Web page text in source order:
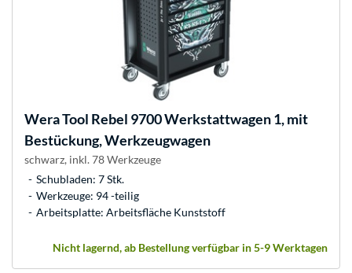
WeraTool Rebel 9700 Werkstattwagen 1, mit
Bestückung, Werkzeugwagen
schwarz, inkl. 78 Werkzeuge
Schubladen: 7 Stk.
Werkzeuge: 94 -teilig
Arbeitsplatte: Arbeitsfläche Kunststoff
Nicht lagernd, ab Bestellung verfügbar in 5-9 Werktagen